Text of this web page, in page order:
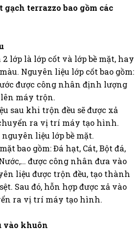
terrazzo bao gồm các
2 lớp là lớp cốt và lớp bề mặt, hay
Nguyên liệu lớp cốt bao gồm:
được công nhân định lượng
máy trộn.
sau khi trộn đều sẽ được xả
ra vị trí máy tạo hình.
liệu lớp bề mặt.
bao gồm: Đá hạt, Cát, Bột đá,
được công nhân đưa vào
liệu được trộn đều, tạo thành
Sau đó, hỗn hợp được xả vào
ra vị trí máy tạo hình.
vào khuôn